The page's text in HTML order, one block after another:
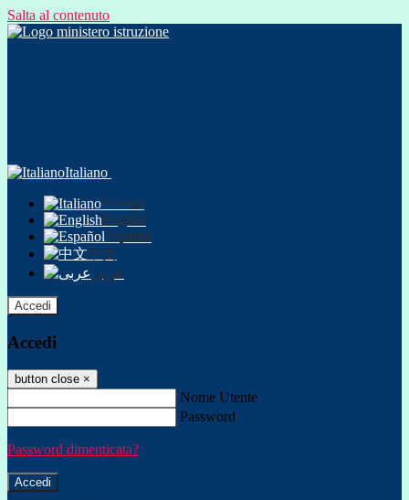
Salta al contenuto
Italiano
Italiano
English
Español
中文
عربى
Accedi
Accedi
button close ×
Nome Utente
Password
Password dimenticata?